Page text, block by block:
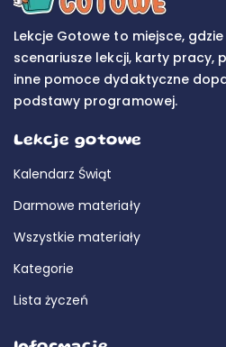
Lekcje Gotowe to miejsce,
scenariusze lekcji, karty pracy,
inne pomoce dydaktyczne
podstawy programowej.
Lekcje gotowe
Kalendarz Świąt
Darmowe materiały
Wszystkie materiały
Kategorie
Lista życzeń